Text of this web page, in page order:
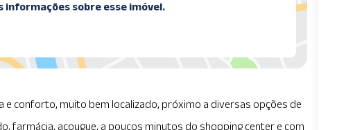
informações sobre esse imóvel.
e conforto, muito bem localizado, próximo a diversas opções de
farmácia, açougue, a poucos minutos do shopping center e com